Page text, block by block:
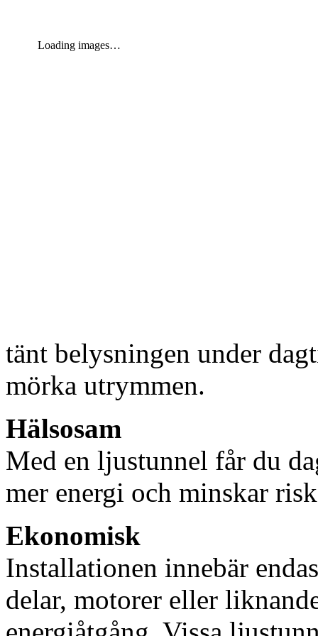
Loading images…
tänt belysningen under
mörka utrymmen.
Hälsosam
Med en ljustunnel får du
mer energi och minskar
Ekonomisk
Installationen innebär
delar, motorer eller